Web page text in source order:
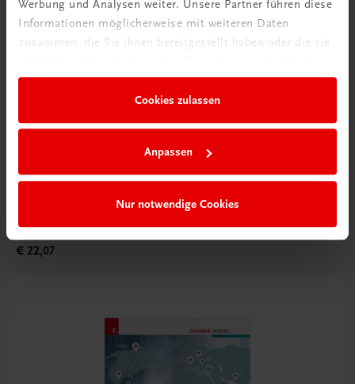
Werbung und Analysen weiter. Unsere Partner führen diese
Informationen möglicherweise mit weiteren Daten
zusammen, die Sie ihnen bereitgestellt haben oder die sie
Cookies zulassen
Anpassen
Nur notwendige Cookies
Küche: Ernährung und Lebensmittel BS
Fachkunde – Betriebsorganisation – Fachpraktikum
TRAUNER-DigiBox
€ 22,07